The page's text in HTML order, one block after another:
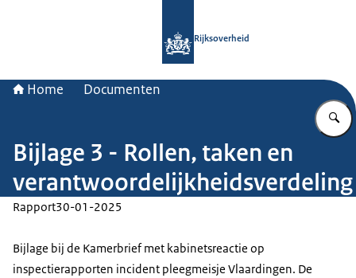
Rijksoverheid
Home Documenten
Bijlage 3 - Rollen, taken en
verantwoordelijkheidsverdeling
Rapport30-01-2025
Bijlage bij de Kamerbrief met kabinetsreactie op
inspectierapporten incident pleegmeisje Vlaardingen. De